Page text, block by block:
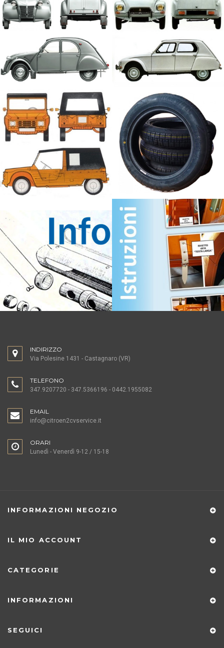
INDIRIZZO
Via Polesine 1431 - Castagnaro (VR)
TELEFONO
347.9207720 - 347.5366196 - 0442.1955082
EMAIL
info@citroen2cvservice.it
ORARI
Lunedì - Venerdì 9-12 / 15-18
INFORMAZIONI NEGOZIO
IL MIO ACCOUNT
CATEGORIE
INFORMAZIONI
SEGUICI